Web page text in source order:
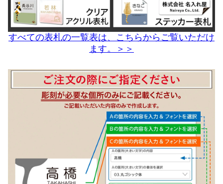
すべての表札の一覧表は、こちらからご覧いただけ
ます。＞＞